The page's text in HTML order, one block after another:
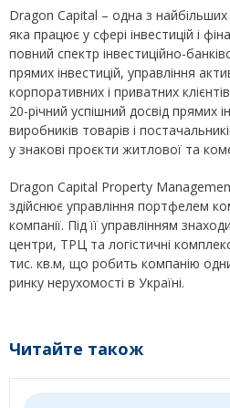
Dragon Capital – одна з найбільших
яка працює у сфері інвестицій і
повний спектр інвестиційно-
прямих інвестицій, управління
корпоративних і приватних
20-річний успішний досвід прямих
виробників товарів і
у знакові проєкти житлової та
Dragon Capital Property
здійснює управління портфелем
компанії. Під її управлінням
центри, ТРЦ та логістичні
тис. кв.м, що робить компанію
ринку нерухомості в Україні.
Читайте також